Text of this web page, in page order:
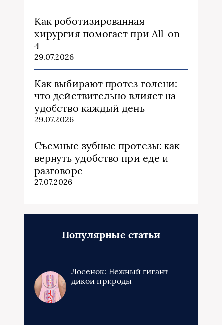
Как роботизированная
хирургия помогает при All-on-
4
29.07.2026
Как выбирают протез голени:
что действительно влияет на
удобство каждый день
29.07.2026
Съемные зубные протезы: как
вернуть удобство при еде и
разговоре
27.07.2026
Популярные статьи
Лосенок: Нежный гигант
дикой природы